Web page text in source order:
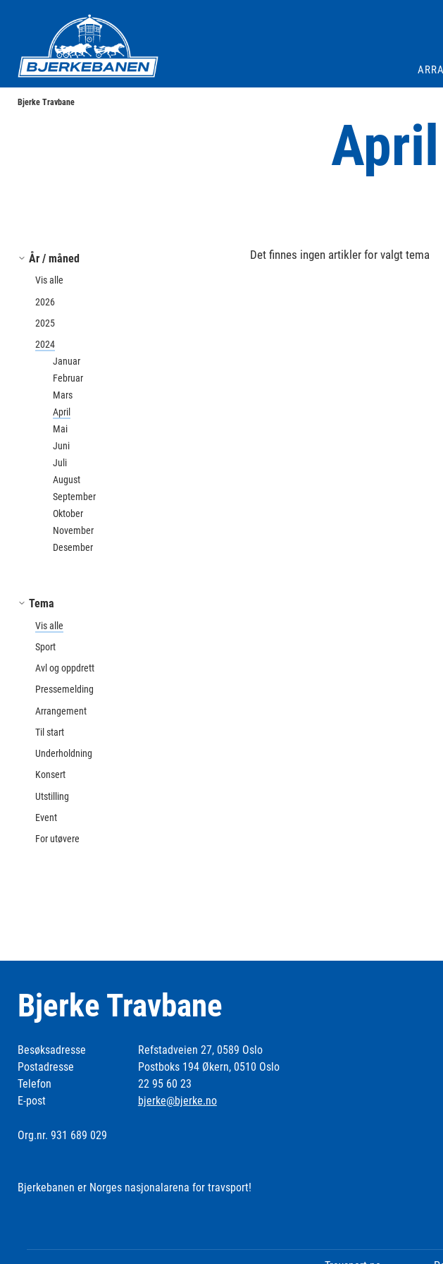
Bjerke Travbane
År / måned
Vis alle
2026
2025
2024
Januar
Februar
Mars
April
Mai
Juni
Juli
August
September
Oktober
November
Desember
Tema
Vis alle
Sport
Avl og oppdrett
Pressemelding
Arrangement
Til start
Underholdning
Konsert
Utstilling
Event
For utøvere
Det finnes ingen artikler for valgt tema
Bjerke Travbane
Besøksadresse
Refstadveien 27, 0589 Oslo
Postadresse
Postboks 194 Økern, 0510 Oslo
Telefon
22 95 60 23
E-post
bjerke@bjerke.no
Org.nr. 931 689 029
Bjerkebanen er Norges nasjonalarena for travsport!